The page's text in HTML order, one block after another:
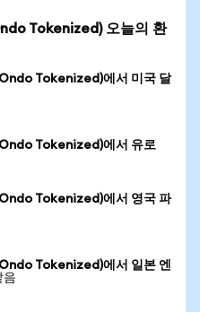
Tokenized) 오늘의 환
Tokenized)에서 미국 달
Tokenized)에서 유로
Tokenized)에서 영국 파
Tokenized)에서 일본 엔
음